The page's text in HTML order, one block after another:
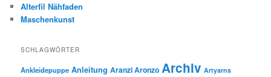
Alterfil Nähfaden
Maschenkunst
SCHLAGWÖRTER
Ankleidepuppe Anleitung Aranzi Aronzo Archiv Artyarns